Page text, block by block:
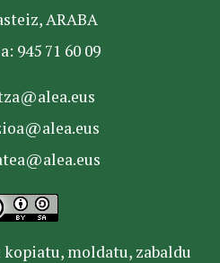
ARABA
945 71 60 09
moldatu, zabaldu